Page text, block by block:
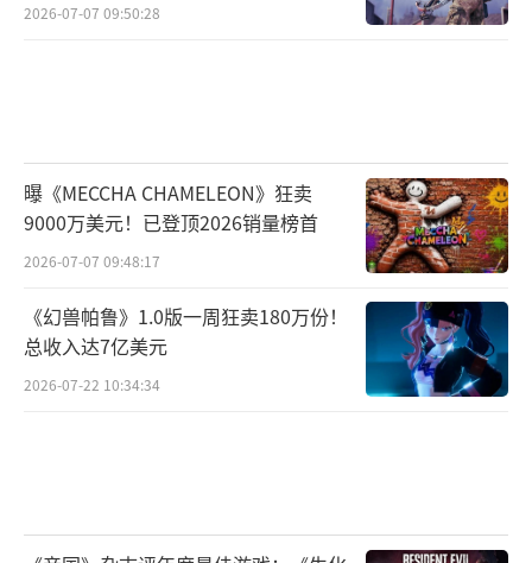
2026-07-07 09:50:28
曝《MECCHA CHAMELEON》狂卖
9000万美元！已登顶2026销量榜首
2026-07-07 09:48:17
《幻兽帕鲁》1.0版一周狂卖180万份！
总收入达7亿美元
2026-07-22 10:34:34